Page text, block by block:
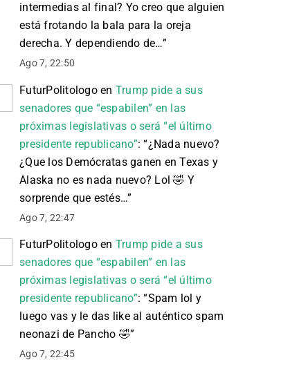
intermedias al final? Yo creo que alguien
está frotando la bala para la oreja
derecha. Y dependiendo de…”
Ago 7, 22:50
FuturPolitologoen Trump pide a sus
senadores que “espabilen” en las
próximas legislativas o será “el último
presidente republicano”: “¿Nada nuevo?
¿Que los Demócratas ganen en Texas y
Alaska no es nada nuevo? Lol 🤣 Y
sorprende que estés…”
Ago 7, 22:47
FuturPolitologoen Trump pide a sus
senadores que “espabilen” en las
próximas legislativas o será “el último
presidente republicano”: “Spam lol y
luego vas y le das like al auténtico spam
neonazi de Pancho 🤣”
Ago 7, 22:45